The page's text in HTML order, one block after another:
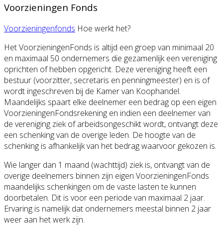
Voorzieningen Fonds
Voorzieningenfonds Hoe werkt het?
Het VoorzieningenFonds is altijd een groep van minimaal 20
en maximaal 50 ondernemers die gezamenlijk een vereniging
oprichten of hebben opgericht. Deze vereniging heeft een
bestuur (voorzitter, secretaris en penningmeester) en is of
wordt ingeschreven bij de Kamer van Koophandel.
Maandelijks spaart elke deelnemer een bedrag op een eigen
VoorzieningenFondsrekening en indien een deelnemer van
de vereniging ziek of arbeidsongeschikt wordt, ontvangt deze
een schenking van de overige leden. De hoogte van de
schenking is afhankelijk van het bedrag waarvoor gekozen is.
Wie langer dan 1 maand (wachttijd) ziek is, ontvangt van de
overige deelnemers binnen zijn eigen VoorzieningenFonds
maandelijks schenkingen om de vaste lasten te kunnen
doorbetalen. Dit is voor een periode van maximaal 2 jaar.
Ervaring is namelijk dat ondernemers meestal binnen 2 jaar
weer aan het werk zijn.